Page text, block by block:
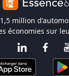
million
économies sur